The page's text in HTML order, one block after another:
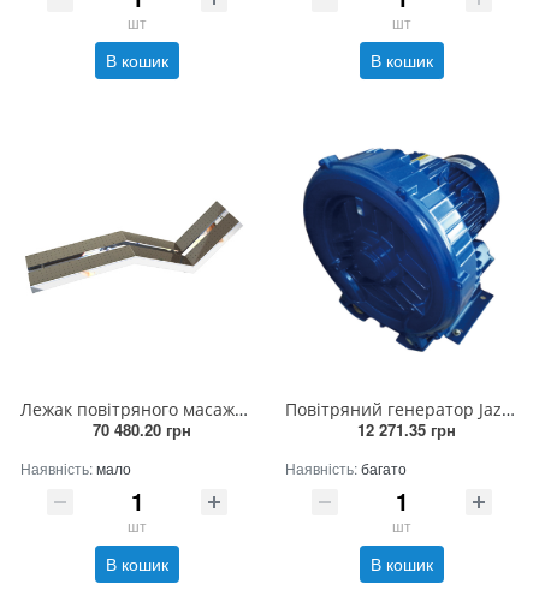
шт
В кошик
шт
В кошик
Лежак повітряного масажу подвійний, плівка, (AISI 316L)
70 480.20 грн
Наявність:мало
шт
В кошик
Повітряний генератор Jazzi 120 м³/год 220В_1.1кв (Бловер)
12 271.35 грн
Наявність:багато
шт
В кошик